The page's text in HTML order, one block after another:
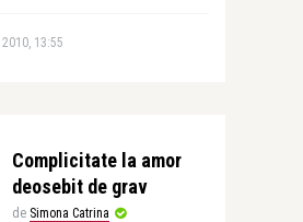
13:55
Complicitate la amor
deosebit de grav
de Simona Catrina